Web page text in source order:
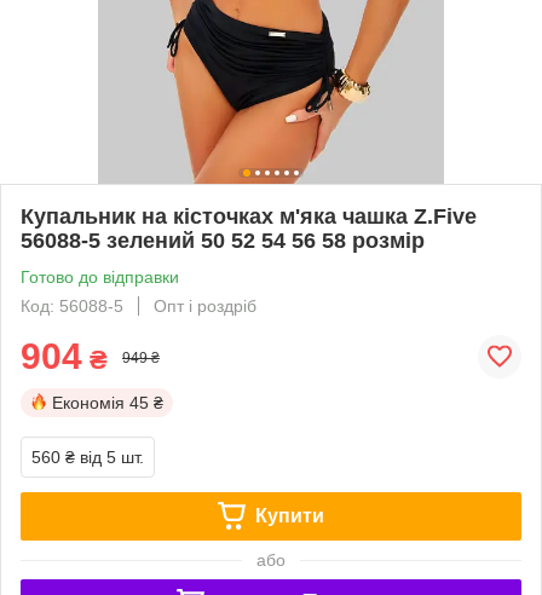
Купальник на кісточках м'яка чашка Z.Five
56088-5 зелений 50 52 54 56 58 розмір
Готово до відправки
Код: 56088-5
Опт і роздріб
904 ₴ 949 ₴
Економія 45 ₴
560 ₴ від 5 шт.
Купити
або